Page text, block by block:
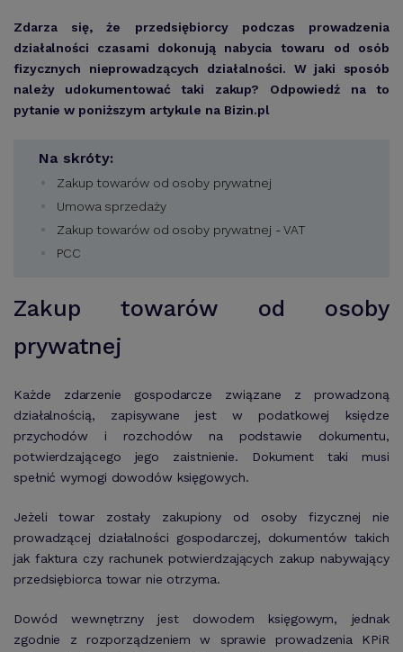
Zdarza się, że przedsiębiorcy podczas prowadzenia
działalności czasami dokonują nabycia towaru od osób
fizycznych nieprowadzących działalności. W jaki sposób
należy udokumentować taki zakup? Odpowiedź na to
pytanie w poniższym artykule na Bizin.pl
Na skróty:
Zakup towarów od osoby prywatnej
Umowa sprzedaży
Zakup towarów od osoby prywatnej - VAT
PCC
Zakup towarów od osoby
prywatnej
Każde zdarzenie gospodarcze związane z prowadzoną
działalnością, zapisywane jest w podatkowej księdze
przychodów i rozchodów na podstawie dokumentu,
potwierdzającego jego zaistnienie. Dokument taki musi
spełnić wymogi dowodów księgowych.
Jeżeli towar zostały zakupiony od osoby fizycznej nie
prowadzącej działalności gospodarczej, dokumentów takich
jak faktura czy rachunek potwierdzających zakup nabywający
przedsiębiorca towar nie otrzyma.
Dowód wewnętrzny jest dowodem księgowym, jednak
zgodnie z rozporządzeniem w sprawie prowadzenia KPiR